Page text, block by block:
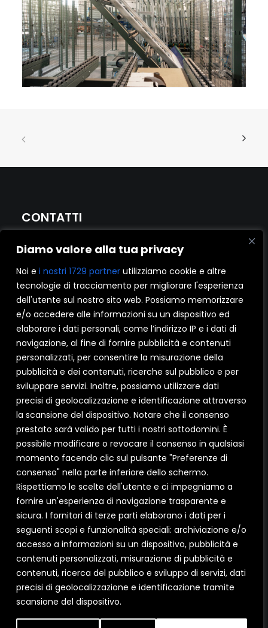
Diamo valore alla tua privacy
Noi e i nostri 1729 partner utilizziamo cookie e altre
tecnologie di tracciamento per migliorare l'esperienza
dell'utente sul nostro sito web. Possiamo memorizzare
e/o accedere alle informazioni su un dispositivo ed
elaborare i dati personali, come l’indirizzo IP e i dati di
navigazione, al fine di fornire pubblicità e contenuti
personalizzati, per consentire la misurazione della
pubblicità e dei contenuti, ricerche sul pubblico e per
sviluppare servizi. Inoltre, possiamo utilizzare dati
precisi di geolocalizzazione e identificazione attraverso
la scansione del dispositivo. Notare che il consenso
prestato sarà valido per tutti i nostri sottodomini. È
possibile modificare o revocare il consenso in qualsiasi
momento facendo clic sul pulsante "Preferenze di
consenso" nella parte inferiore dello schermo.
Rispettiamo le scelte dell'utente e ci impegniamo a
fornire un'esperienza di navigazione trasparente e
sicura. I fornitori di terze parti elaborano i dati per i
seguenti scopi e funzionalità speciali: archiviazione e/o
accesso a informazioni su un dispositivo, pubblicità e
contenuti personalizzati, misurazione di pubblicità e
contenuti, ricerca del pubblico e sviluppo di servizi, dati
precisi di geolocalizzazione e identificazione tramite
scansione del dispositivo.
CONTATTI
I NOBILI srl
Produzione di Finestre e Persiane.
P.IVA 04829870726
Reg. impr. Bari 04829870726
CAP. SOCIALE €602000 c.i.
C.C.I.A.A. Bari – REA n.336394
CORPORATE
Azienda
Consigli
Diventa Partner
Contatti
Privacy policy
Cookie policy
SERRAMENTI
Pvc
Legno alluminio
Alluminio
Scorrevoli
Sistemi oscuranti
SOCIAL
INSTAGRAM
FACEBOOK
LINKEDIN
YOUTUBE